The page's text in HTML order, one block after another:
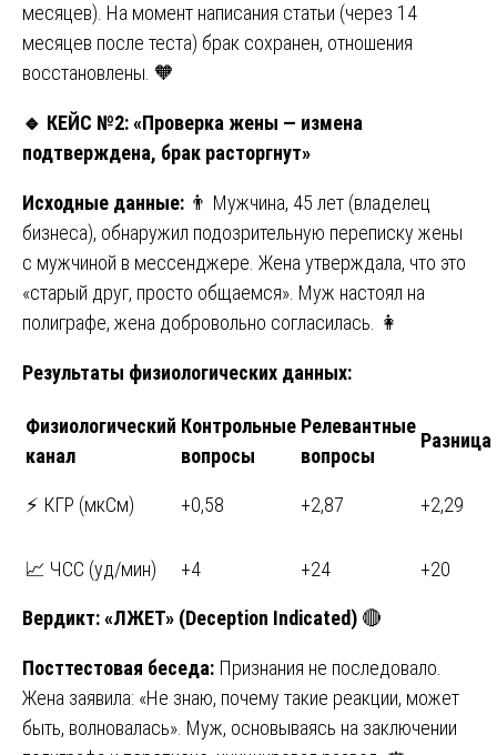
месяцев). На момент написания статьи (через 14
месяцев после теста) брак сохранен, отношения
восстановлены. 🧡
🔹 КЕЙС №2: «Проверка жены — измена
подтверждена, брак расторгнут»
Исходные данные: 👨 Мужчина, 45 лет (владелец
бизнеса), обнаружил подозрительную переписку жены
с мужчиной в мессенджере. Жена утверждала, что это
«старый друг, просто общаемся». Муж настоял на
полиграфе, жена добровольно согласилась. 👩
Результаты физиологических данных:
Физиологический
канал
Контрольные
вопросы
Релевантные
вопросы
Разница
⚡ КГР (мкСм) +0,58 +2,87 +2,29
📈 ЧСС (уд/мин) +4 +24 +20
Вердикт:«ЛЖЕТ» (Deception Indicated) 🔴
Посттестовая беседа: Признания не последовало.
Жена заявила: «Не знаю, почему такие реакции, может
быть, волновалась». Муж, основываясь на заключении